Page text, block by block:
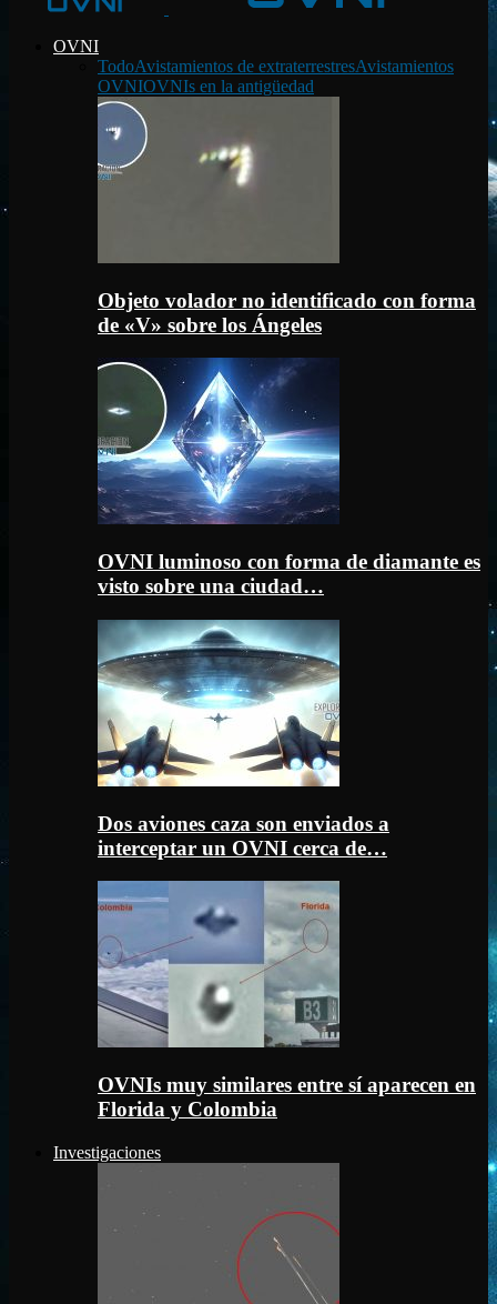
OVNI
TodoAvistamientos de extraterrestresAvistamientos
OVNIOVNIs en la antigüedad
Objeto volador no identificado con forma
de «V» sobre los Ángeles
OVNI luminoso con forma de diamante es
visto sobre una ciudad…
Dos aviones caza son enviados a
interceptar un OVNI cerca de…
OVNIs muy similares entre sí aparecen en
Florida y Colombia
Investigaciones